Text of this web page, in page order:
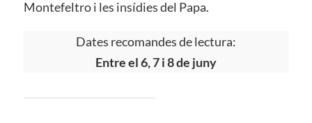
Montefeltro i les insídies del Papa.
Dates recomandes de lectura:
Entre el 6, 7 i 8 de juny